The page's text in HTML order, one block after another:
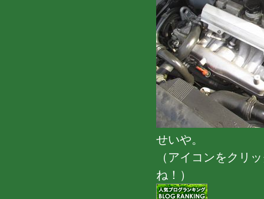
せいや。
（アイコンをクリ
ね！）